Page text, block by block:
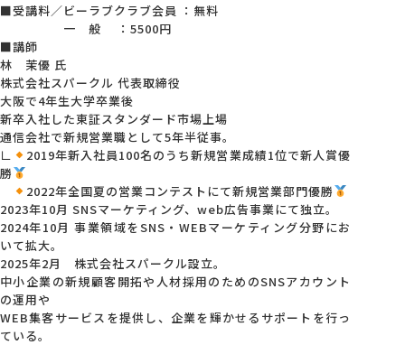
■受講料／ビーラブクラブ会員 ：無料
一 般 ：5500円
■講師
林 茉優 氏
株式会社スパークル 代表取締役
大阪で4年生大学卒業後
新卒入社した東証スタンダード市場上場
通信会社で新規営業職として5年半従事。
∟
2019年新入社員100名のうち新規営業成績1位で新人賞優
勝
2022年全国夏の営業コンテストにて新規営業部門優勝
2023年10月 SNSマーケティング、web広告事業にて独立。
2024年10月 事業領域をSNS・WEBマーケティング分野にお
いて拡大。
2025年2月 株式会社スパークル設立。
中小企業の新規顧客開拓や人材採用のためのSNSアカウント
の運用や
WEB集客サービスを提供し、企業を輝かせるサポートを行っ
ている。